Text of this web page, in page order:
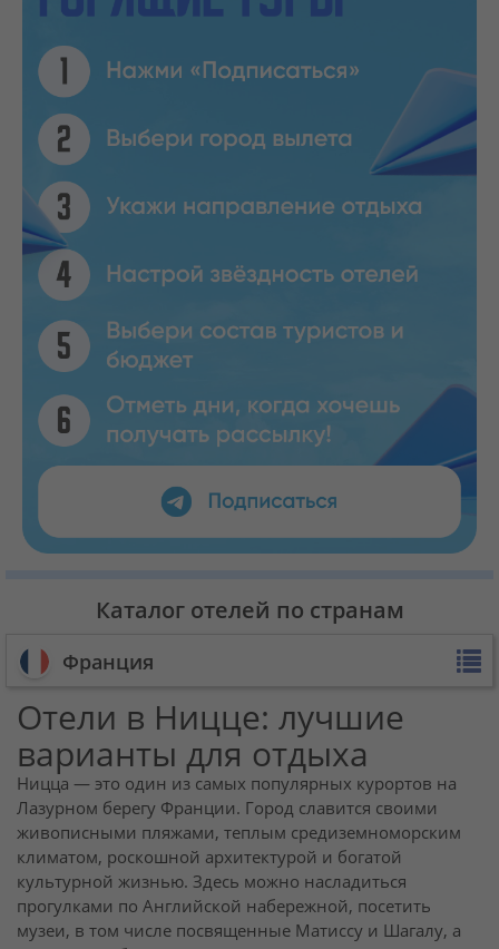
Каталог отелей по странам
Франция
Отели в Ницце: лучшие
варианты для отдыха
Ницца — это один из самых популярных курортов на
Лазурном берегу Франции. Город славится своими
живописными пляжами, теплым средиземноморским
климатом, роскошной архитектурой и богатой
культурной жизнью. Здесь можно насладиться
прогулками по Английской набережной, посетить
музеи, в том числе посвященные Матиссу и Шагалу, а